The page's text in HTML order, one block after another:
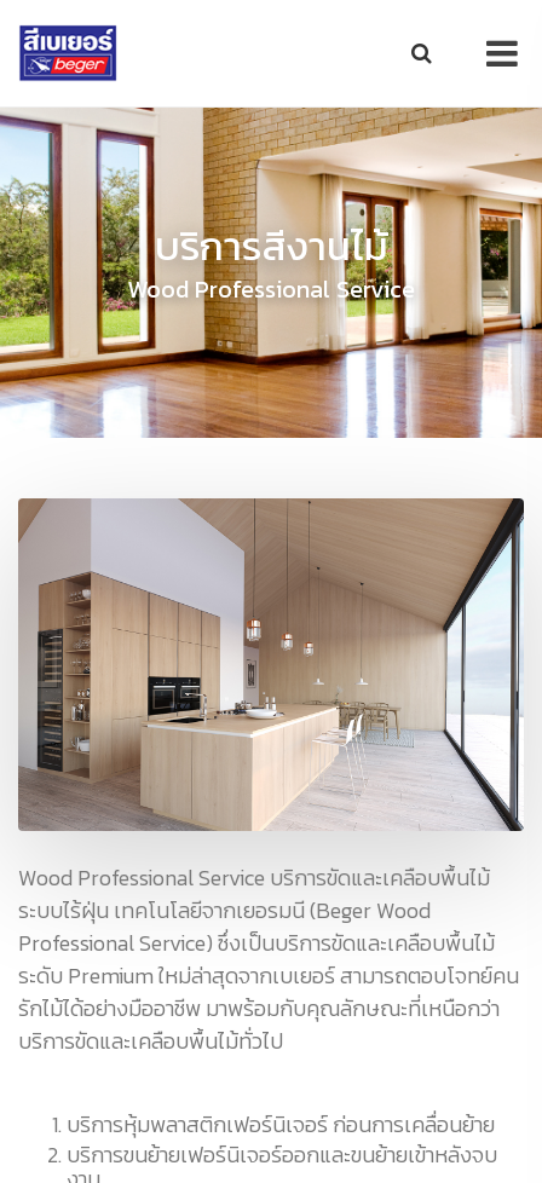
บริการสีงานไม้
Wood Professional Service
Wood Professional Service บริการขัดและเคลือบพื้นไม้
ระบบไร้ฝุ่น เทคโนโลยีจากเยอรมนี (Beger Wood
Professional Service) ซึ่งเป็นบริการขัดและเคลือบพื้นไม้
ระดับ Premium ใหม่ล่าสุดจากเบเยอร์ สามารถตอบโจทย์คน
รักไม้ได้อย่างมืออาชีพ มาพร้อมกับคุณลักษณะที่เหนือกว่า
บริการขัดและเคลือบพื้นไม้ทั่วไป
บริการหุ้มพลาสติกเฟอร์นิเจอร์ ก่อนการเคลื่อนย้าย
บริการขนย้ายเฟอร์นิเจอร์ออกและขนย้ายเข้าหลังจบ